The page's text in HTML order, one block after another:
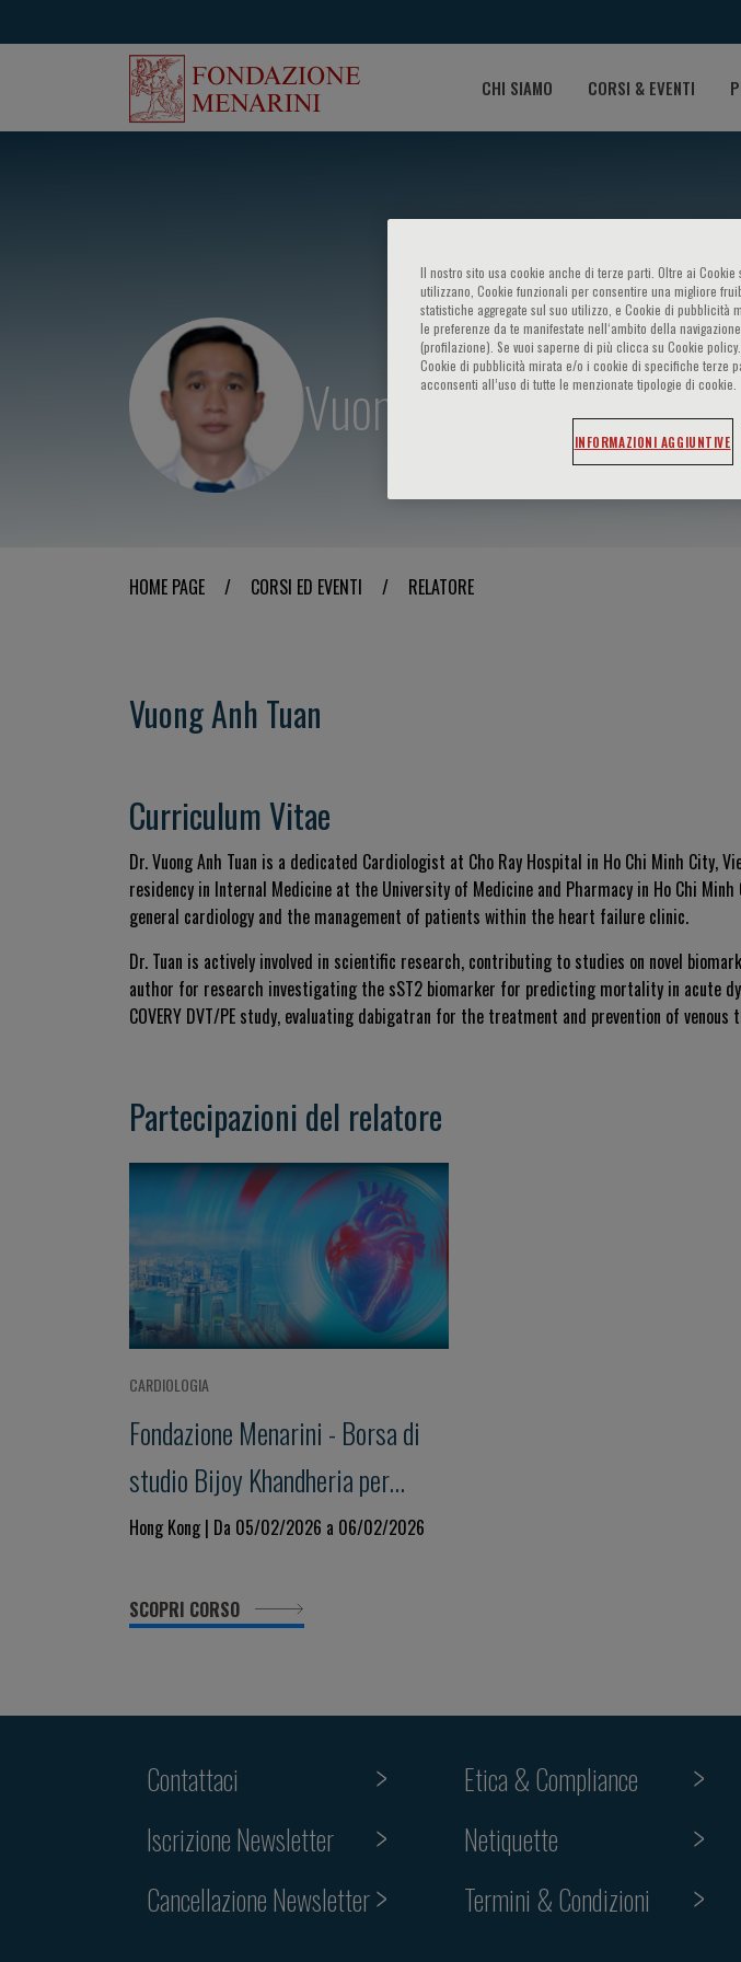
CHI SIAMO CORSI & EVENTI
Vuong Anh Tuan
HOME PAGE / CORSI ED EVENTI / RELATORE
Vuong Anh Tuan
Curriculum Vitae
Dr. Vuong Anh Tuan is a dedicated Cardiologist at Cho Ray Hospital in Ho Chi Minh City,
residency in Internal Medicine at the University of Medicine and Pharmacy in Ho Chi
general cardiology and the management of patients within the heart failure clinic.
Dr. Tuan is actively involved in scientific research, contributing to studies on novel
author for research investigating the sST2 biomarker for predicting mortality in acute
COVERY DVT/PE study, evaluating dabigatran for the treatment and prevention of venous
Partecipazioni del relatore
CARDIOLOGIA
Fondazione Menarini - Borsa di
studio Bijoy Khandheria per
leader emergenti
Hong Kong | Da 05/02/2026 a 06/02/2026
SCOPRI CORSO
Contattaci
Iscrizione Newsletter
Cancellazione Newsletter
Etica & Compliance
Netiquette
Termini & Condizioni
Il nostro sito usa cookie anche di terze parti. Oltre ai
utilizzano, Cookie funzionali per consentire una migliore
statistiche aggregate sul suo utilizzo, e Cookie di
le preferenze da te manifestate nell‘ambito della
(profilazione). Se vuoi saperne di più clicca su Cookie
Cookie di pubblicità mirata e/o i cookie di specifiche terze
acconsenti all’uso di tutte le menzionate tipologie di cookie.
INFORMAZIONI AGGIUNTIVE